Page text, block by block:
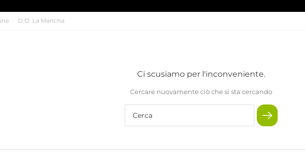
D.O. La Mancha
Ci scusiamo per l'inconveniente.
Cercare nuovamente ciò che si sta cercando